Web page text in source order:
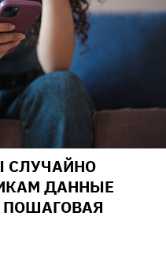
СЛУЧАЙНО
ДАННЫЕ